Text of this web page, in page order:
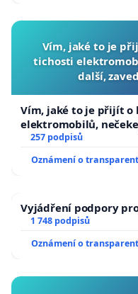
Vím, jaké to je
tichosti
další,
Vím, jaké to je přijít o
elektromobilů,
zaveďme slyšitelná
257 podpisů
Oznámení o
Vyjádření podpory
1 748 podpisů
Oznámení o